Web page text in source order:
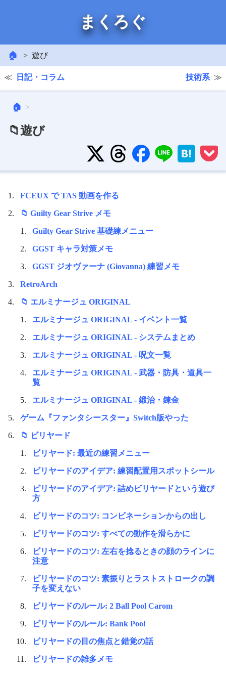
まくろぐ
🏠 遊び
日記・コラム 技術系
🏠
📁遊び
FCEUX で TAS 動画を作る
📁 Guilty Gear Strive メモ
Guilty Gear Strive 基礎練メニュー
GGST キャラ対策メモ
GGST ジオヴァーナ (Giovanna) 練習メモ
RetroArch
📁 エルミナージュ ORIGINAL
エルミナージュ ORIGINAL - イベント一覧
エルミナージュ ORIGINAL - システムまとめ
エルミナージュ ORIGINAL - 呪文一覧
エルミナージュ ORIGINAL - 武器・防具・道具一
覧
エルミナージュ ORIGINAL - 鍛治・錬金
ゲーム『ファンタシースター』Switch版やった
📁 ビリヤード
ビリヤード: 最近の練習メニュー
ビリヤードのアイデア: 練習配置用スポットシール
ビリヤードのアイデア: 詰めビリヤードという遊び
方
ビリヤードのコツ: コンビネーションからの出し
ビリヤードのコツ: すべての動作を滑らかに
ビリヤードのコツ: 左右を捻るときの顔のラインに
注意
ビリヤードのコツ: 素振りとラストストロークの調
子を変えない
ビリヤードのルール: 2 Ball Pool Carom
ビリヤードのルール: Bank Pool
ビリヤードの目の焦点と錯覚の話
ビリヤードの雑多メモ